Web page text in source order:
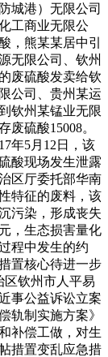
城港）无限公司
工商业无限公
，熊某某居中引
无限公司、钦州
废硫酸发卖给钦
公司、贵州某运
钦州某锰业无限
硫酸15008。
年5月12日，该
酸现场发生泄露
区厅委托部华南
特征的废料，该
污染，形成丧失
，生态损害量化
程中发生的约
置核心待进一步
区钦州市人平易
事公益诉讼立案
轨制实施方案》
补偿工做，对生
措置变乱应急措